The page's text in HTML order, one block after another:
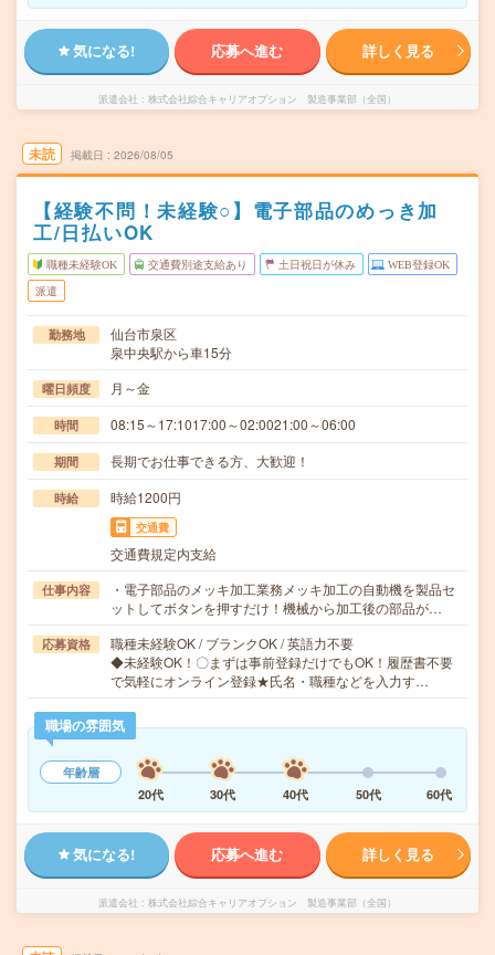
気になる! 応募へ進む 詳しく見る
派遣会社 株式会社綜合キャリアオプション 製造事業部（全国）
未読 掲載日 2026/08/05
【経験不問！未経験○】電子部品のめっき加
工/日払いOK
職種未経験OK 交通費別途支給あり 土日祝日が休み WEB登録OK
派遣
勤務地
仙台市泉区
泉中央駅から車15分
曜日頻度 月～金
時間 08:15～17:1017:00～02:0021:00～06:00
期間 長期でお仕事できる方、大歓迎！
時給 時給1200円
交通費
交通費規定内支給
仕事内容
・電子部品のメッキ加工業務メッキ加工の自動機を製品セ
ットしてボタンを押すだけ！機械から加工後の部品が…
応募資格
職種未経験OK / ブランクOK / 英語力不要
◆未経験OK！〇まずは事前登録だけでもOK！履歴書不要
で気軽にオンライン登録★氏名・職種などを入力す…
職場の雰囲気
年齢層
20代
30代 40代 50代 60代
気になる! 応募へ進む 詳しく見る
派遣会社 株式会社綜合キャリアオプション 製造事業部（全国）